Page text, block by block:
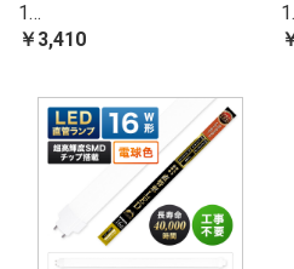
1…
￥3,410
お買い物を続ける